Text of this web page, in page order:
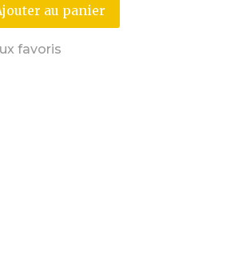
au panier
favoris